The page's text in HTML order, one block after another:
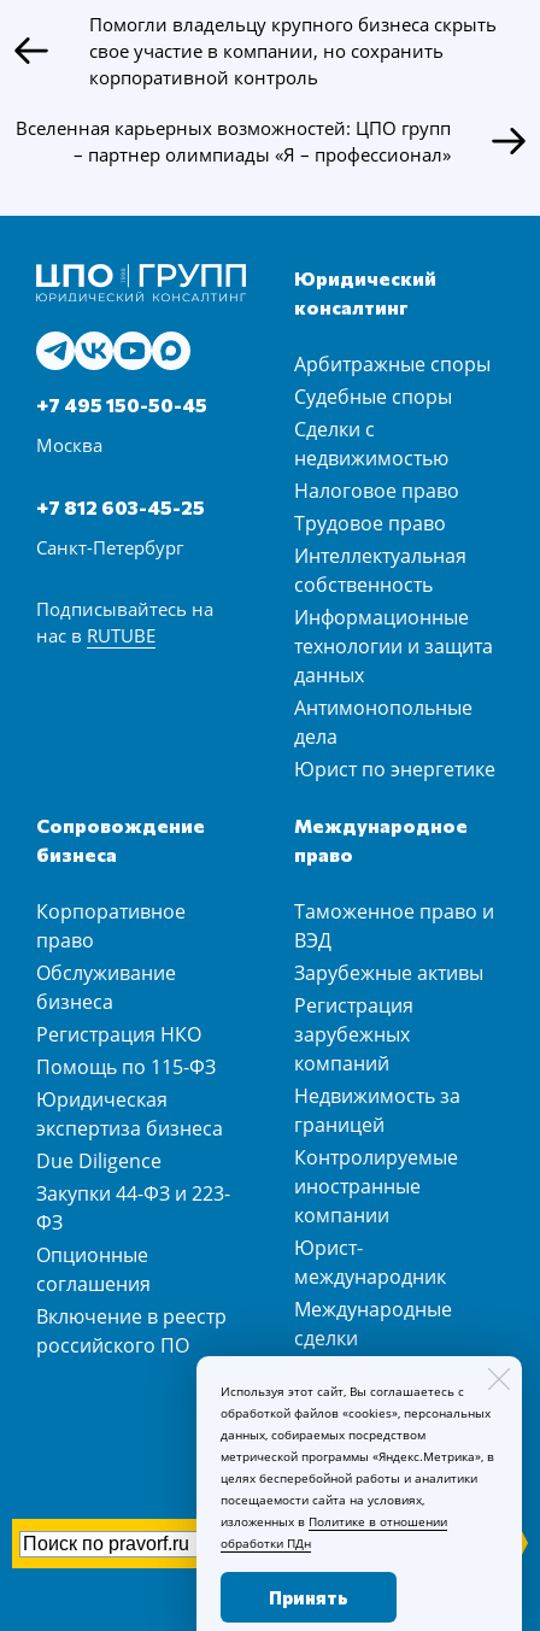
Помогли владельцу крупного бизнеса скрыть
свое участие в компании, но сохранить
корпоративной контроль
Вселенная карьерных возможностей: ЦПО групп
– партнер олимпиады «Я – профессионал»
+7 495 150-50-45
Москва
+7 812 603-45-25
Санкт-Петербург
Подписывайтесь на
нас в RUTUBE
Юридический
консалтинг
Арбитражные споры
Судебные споры
Сделки с
недвижимостью
Налоговое право
Трудовое право
Интеллектуальная
собственность
Информационные
технологии и защита
данных
Антимонопольные
дела
Юрист по энергетике
Сопровождение
бизнеса
Корпоративное
право
Обслуживание
бизнеса
Регистрация НКО
Помощь по 115-ФЗ
Юридическая
экспертиза бизнеса
Due Diligence
Закупки 44-ФЗ и 223-
ФЗ
Опционные
соглашения
Включение в реестр
российского ПО
Международное
право
Таможенное право и
ВЭД
Зарубежные активы
Регистрация
зарубежных
компаний
Недвижимость за
границей
Контролируемые
иностранные
компании
Юрист-
международник
Международные
сделки
регистрация
товарных знаков
Используя этот сайт, Вы соглашаетесь с
обработкой файлов «cookies», персональных
данных, собираемых посредством
метрической программы «Яндекс.Метрика», в
целях бесперебойной работы и аналитики
посещаемости сайта на условиях,
изложенных в Политике в отношении
обработки ПДн
Принять